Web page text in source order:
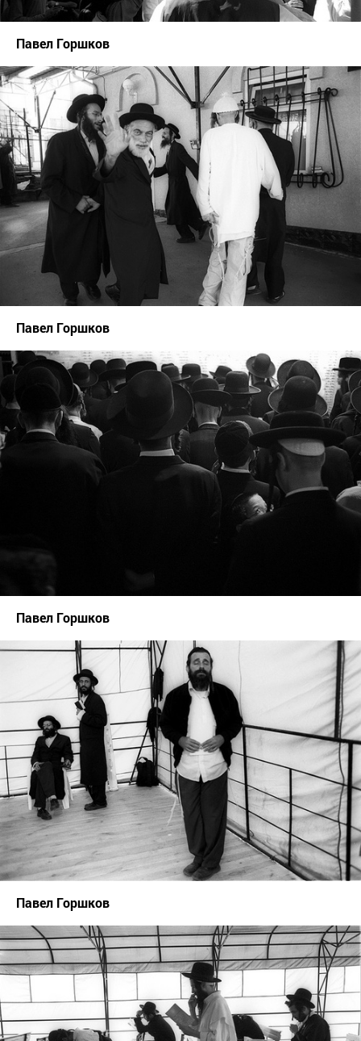
Павел Горшков
Павел Горшков
Павел Горшков
Павел Горшков